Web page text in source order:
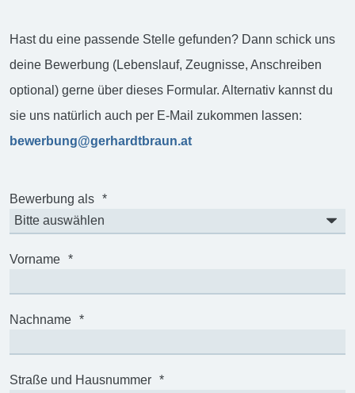
Hast du eine passende Stelle gefunden? Dann schick uns
deine Bewerbung (Lebenslauf, Zeugnisse, Anschreiben
optional) gerne über dieses Formular. Alternativ kannst du
sie uns natürlich auch per E-Mail zukommen lassen:
bewerbung@gerhardtbraun.at
Bewerbung als *
Vorname *
Nachname *
Straße und Hausnummer *